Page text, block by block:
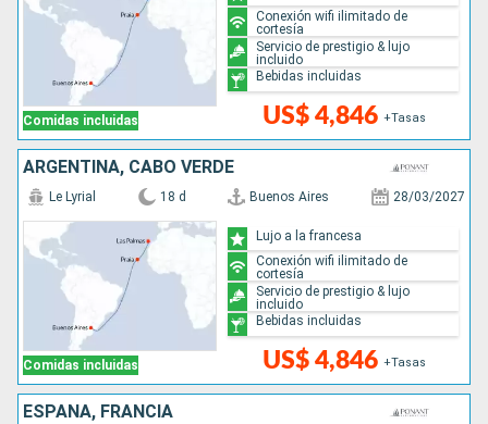
Comidas incluidas US$ 4,846 +Tasas
Conexión wifi ilimitado de
cortesía
Servicio de prestigio & lujo
incluido
Bebidas incluidas
ARGENTINA, CABO VERDE
Comidas incluidas
Le Lyrial 18 d Buenos Aires 28/03/2027
US$ 4,846 +Tasas
Lujo a la francesa
Conexión wifi ilimitado de
cortesía
Servicio de prestigio & lujo
incluido
Bebidas incluidas
ESPAÑA, FRANCIA